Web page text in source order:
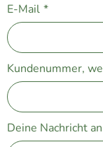
E-Mail *
Kundenummer,
Deine Nachricht